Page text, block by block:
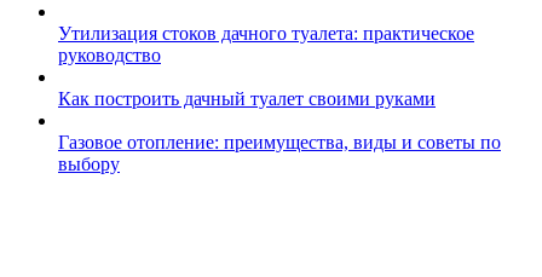
Утилизация стоков дачного туалета: практическое
руководство
Как построить дачный туалет своими руками
Газовое отопление: преимущества, виды и советы по
выбору